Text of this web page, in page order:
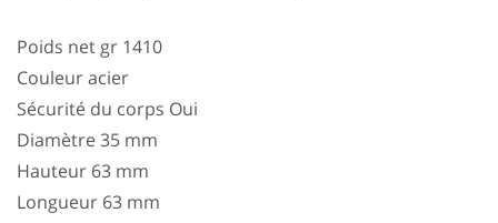
Poids net gr 1410
Couleur acier
Sécurité du corps Oui
Diamètre 35 mm
Hauteur 63 mm
Longueur 63 mm